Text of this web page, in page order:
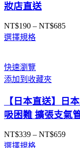
妝店直送
NT$190 – NT$685價
選擇規格
快速瀏覽
添加到收藏夾
【日本直送】日
吸困難 擴張支氣
NT$339 – NT$659價
選擇規格